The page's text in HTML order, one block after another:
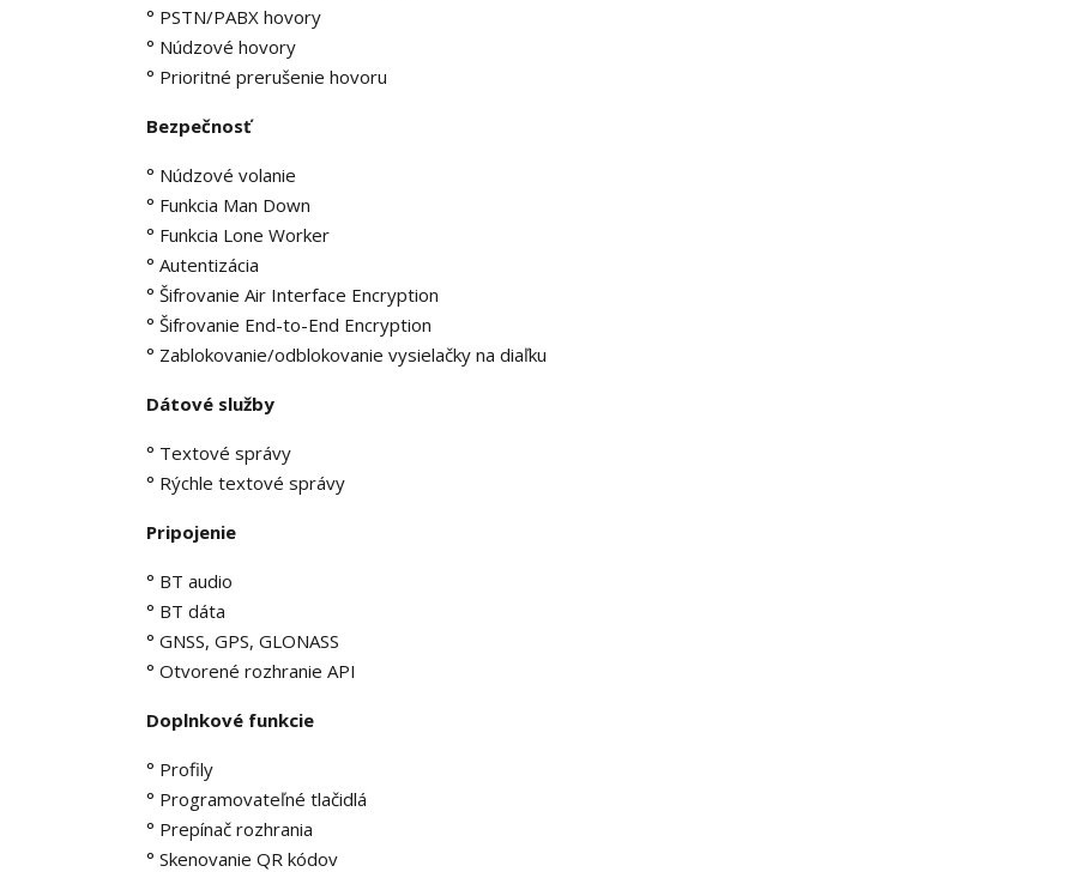
° PSTN/PABX hovory
° Núdzové hovory
° Prioritné prerušenie hovoru
Bezpečnosť
° Núdzové volanie
° Funkcia Man Down
° Funkcia Lone Worker
° Autentizácia
° Šifrovanie Air Interface Encryption
° Šifrovanie End-to-End Encryption
° Zablokovanie/odblokovanie vysielačky na diaľku
Dátové služby
° Textové správy
° Rýchle textové správy
Pripojenie
° BT audio
° BT dáta
° GNSS, GPS, GLONASS
° Otvorené rozhranie API
Doplnkové funkcie
° Profily
° Programovateľné tlačidlá
° Prepínač rozhrania
° Skenovanie QR kódov